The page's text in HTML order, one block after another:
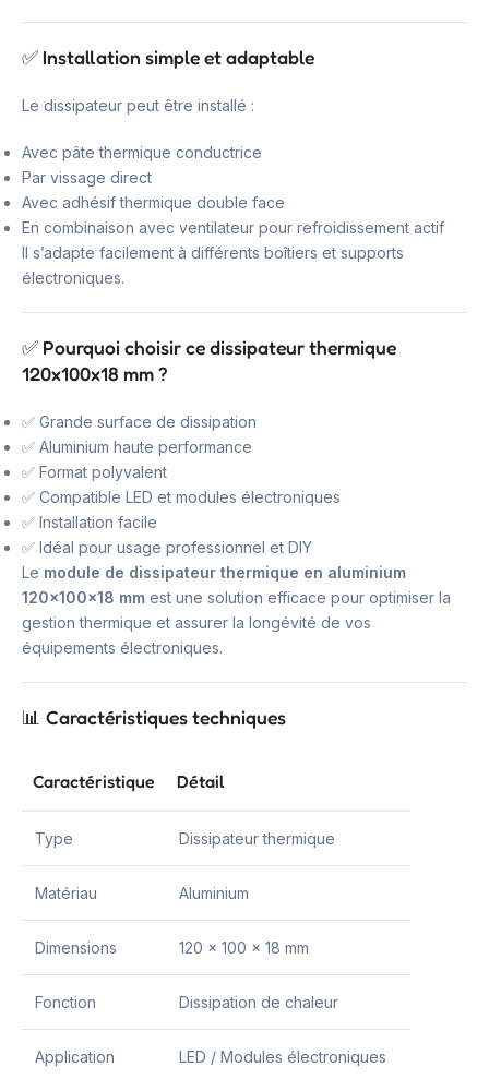
✅ Installation simple et adaptable
Le dissipateur peut être installé :
Avec pâte thermique conductrice
Par vissage direct
Avec adhésif thermique double face
En combinaison avec ventilateur pour refroidissement actif
Il s’adapte facilement à différents boîtiers et supports
électroniques.
✅ Pourquoi choisir ce dissipateur thermique
120x100x18 mm ?
✅ Grande surface de dissipation
✅ Aluminium haute performance
✅ Format polyvalent
✅ Compatible LED et modules électroniques
✅ Installation facile
✅ Idéal pour usage professionnel et DIY
Le module de dissipateur thermique en aluminium
120x100x18 mm est une solution efficace pour optimiser la
gestion thermique et assurer la longévité de vos
équipements électroniques.
📊 Caractéristiques techniques
Caractéristique Détail
Type Dissipateur thermique
Matériau Aluminium
Dimensions 120 x 100 x 18 mm
Fonction Dissipation de chaleur
Application LED / Modules électroniques